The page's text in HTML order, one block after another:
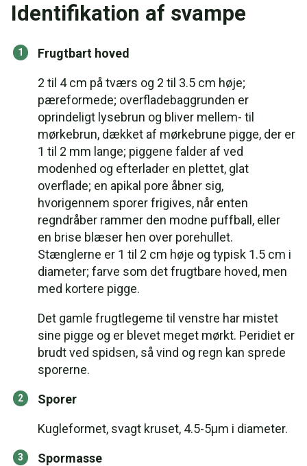
Identifikation af svampe
Frugtbart hoved
2 til 4 cm på tværs og 2 til 3.5 cm høje;
pæreformede; overfladebaggrunden er
oprindeligt lysebrun og bliver mellem- til
mørkebrun, dækket af mørkebrune pigge, der er
1 til 2 mm lange; piggene falder af ved
modenhed og efterlader en plettet, glat
overflade; en apikal pore åbner sig,
hvorigennem sporer frigives, når enten
regndråber rammer den modne puffball, eller
en brise blæser hen over porehullet.
Stænglerne er 1 til 2 cm høje og typisk 1.5 cm i
diameter; farve som det frugtbare hoved, men
med kortere pigge.
Det gamle frugtlegeme til venstre har mistet
sine pigge og er blevet meget mørkt. Peridiet er
brudt ved spidsen, så vind og regn kan sprede
sporerne.
Sporer
Kugleformet, svagt kruset, 4.5-5µm i diameter.
Spormasse